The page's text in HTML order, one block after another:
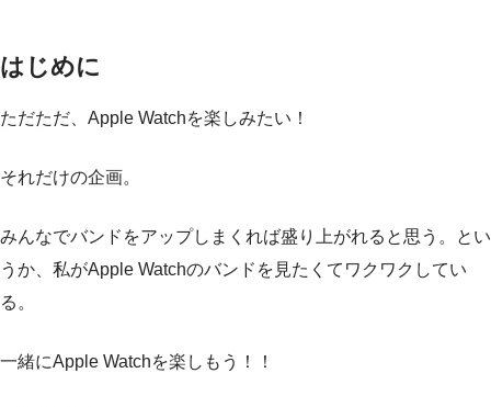
はじめに
ただただ、Apple Watchを楽しみたい！
それだけの企画。
みんなでバンドをアップしまくれば盛り上がれると思う。とい
うか、私がApple Watchのバンドを見たくてワクワクしてい
る。
一緒にApple Watchを楽しもう！！